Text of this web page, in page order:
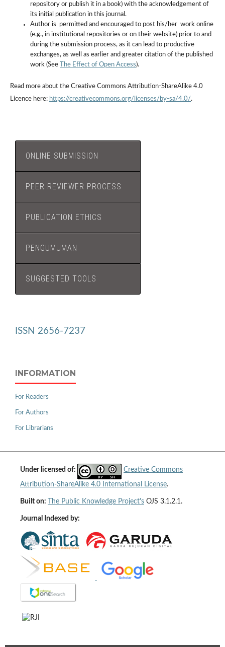
repository or publish it in a book) with the acknowledgement of
its initial publication in this journal.
Author is permitted and encouraged to post his/her work online
(e.g., in institutional repositories or on their website) prior to and
during the submission process, as it can lead to productive
exchanges, as well as earlier and greater citation of the published
work (See
The Effect of Open Access).
Read more about the Creative Commons Attribution-ShareAlike 4.0
Licence here: https://creativecommons.org/licenses/by-sa/4.0/.
ONLINE SUBMISSION
PEER REVIEWER PROCESS
PUBLICATION ETHICS
PENGUMUMAN
SUGGESTED TOOLS
ISSN 2656-7237
INFORMATION
For Readers
For Authors
For Librarians
Under licensed of: Creative Commons
Attribution-ShareAlike 4.0 International License.
Built on: The Public Knowledge Project's OJS 3.1.2.1.
Journal Indexed by: